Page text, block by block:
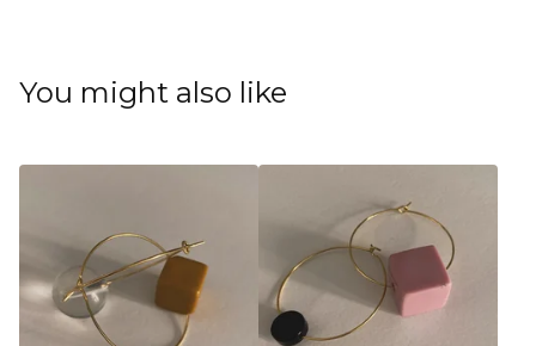
You might also like